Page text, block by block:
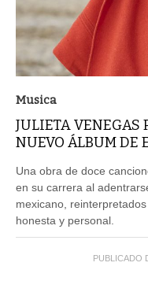
Musica
JULIETA VENEGAS
NUEVO ÁLBUM DE
Una obra de doce
en su carrera al
mexicano,
honesta y personal.
PUBLICADO